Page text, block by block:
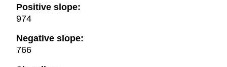
Positive slope:
974
Negative slope:
766